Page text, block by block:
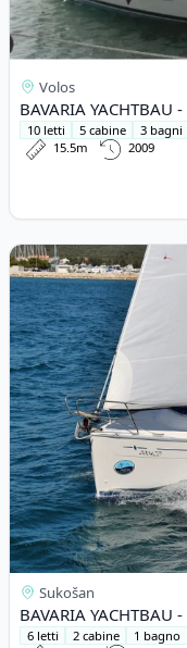
Volos
BAVARIA
10 letti 5 cabine
3 bagni
15.5m
2009
View details for
Sukošan
BAVARIA
6 letti 2 cabine
1 bagno